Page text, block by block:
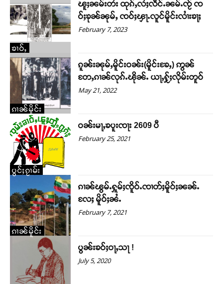
Support SHAN
တႃႇႁႂ်ႈသဵင်ၵၢင်ၸႂ်ၵူၼ်းမိူင်း ၵူႈတီႈၵူႈလႅၼ်ပေႃးတေၸွ
တ်ႇ တူဝ်ႈလုမ်ႈၾႃႉၼၼ်ႉ ၶဝ်ႈႁူမ်ႈၵမ်ႉထႅမ် ၸုမ်းၶၢ
ဝ်ႇၽူႈတွႆႇႁွၵ်ႈ လႆႈယူႇၶႃႈဢေႃႈ။
ၶၢဝ်ႇ
ၽူႈၼမ်းတႆး ထုၵ်ႇလႆႈလဵင်ႉၼမ်ႉၸႂ် ၸ
ဝ်ႈၶုၼ်ၼုမ်ႇ ၸဝ်ႈၾႃႉလူင်မိူင်းလၢႆးၶႃႈ
February 7, 2023
ၵၢၼ်မိူင်း
ၵူၼ်းၼုမ်ႇမိူင်းဝၼ်း(မိူင်းၶႄႇ) ဢွၼ်
တႄႇၵၢၼ်လုၵ်ႉၽိုၼ်ႉ ယႃႇႁႂ်ႈလိုမ်းတူဝ်
May 21, 2022
ပွင်ႈၵႂၢမ်း
ဝၼ်းမႃႇၶပူးၸႃး 2609 ပီ
February 25, 2021
ၵၢၼ်မိူင်း
ၵၢၼ်ၽွမ်ႉႁူမ်ႈၸိူဝ်ႉၸၢတ်ႈမိူဝ်ႈၼၼ်ႉ
လႄႈ မိူဝ်ႈၼႆႉ
February 7, 2021
ပွၼ်းၶဝ်ႈဝႃႇသႃ !
July 5, 2020